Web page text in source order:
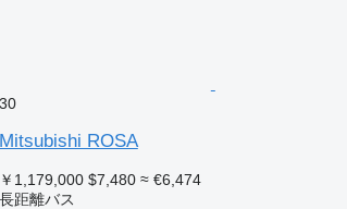
30
Mitsubishi ROSA
￥1,179,000 $7,480 ≈ €6,474
長距離バス